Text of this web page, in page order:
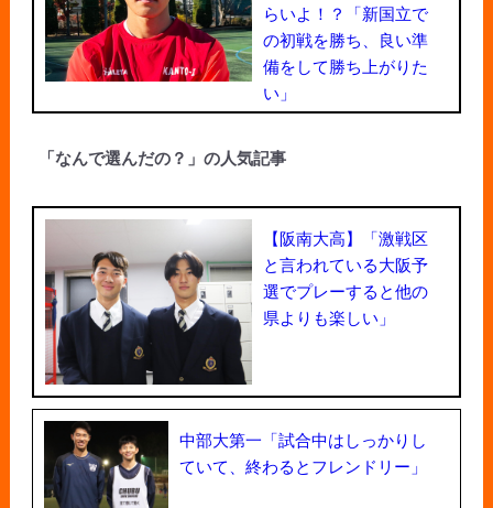
らいよ！？「新国立で
の初戦を勝ち、良い準
備をして勝ち上がりた
い」
「なんで選んだの？」の人気記事
【阪南大高】「激戦区
と言われている大阪予
選でプレーすると他の
県よりも楽しい」
中部大第一「試合中はしっかりし
ていて、終わるとフレンドリー」